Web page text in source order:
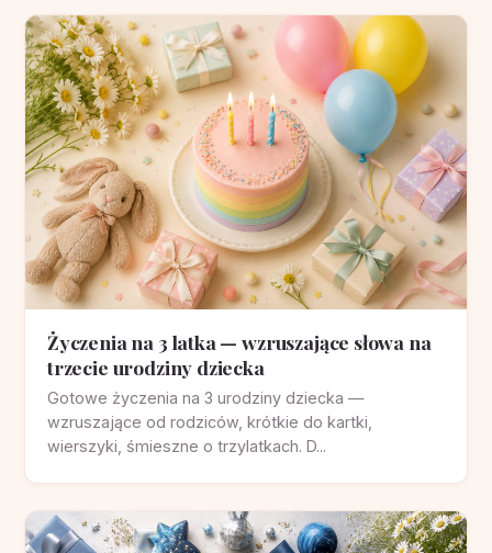
Życzenia na 3 latka — wzruszające słowa na
trzecie urodziny dziecka
Gotowe życzenia na 3 urodziny dziecka —
wzruszające od rodziców, krótkie do kartki,
wierszyki, śmieszne o trzylatkach. D...